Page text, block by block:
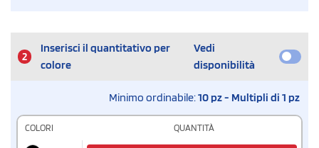
2
Inserisci il quantitativo per
colore
Vedi
disponibilità
Minimo ordinabile:10 pz - Multipli di 1 pz
COLORI QUANTITÀ